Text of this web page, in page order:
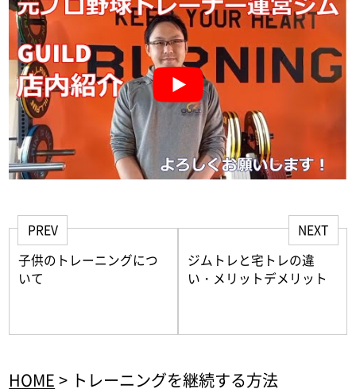
PREV
子供のトレーニングにつ
いて
NEXT
ジムトレと宅トレの違
い・メリットデメリット
HOME > トレーニングを継続する方法